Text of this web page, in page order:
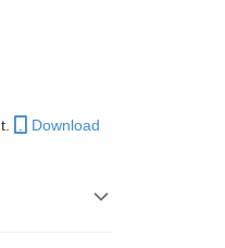
Download